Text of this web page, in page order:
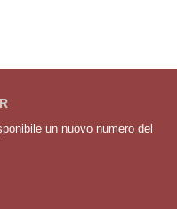
un nuovo numero del